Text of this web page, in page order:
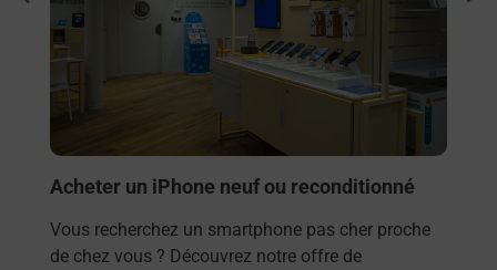
Acheter un iPhone neuf ou reconditionné
Vous recherchez un smartphone pas cher proche
de chez vous ? Découvrez notre offre de